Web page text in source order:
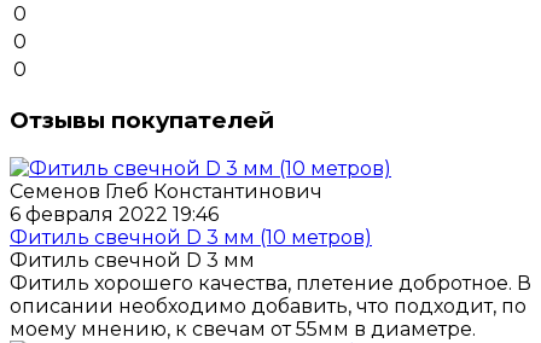
0
0
0
Отзывы покупателей
Семенов Глеб Константинович
6 февраля 2022 19:46
Фитиль свечной D 3 мм (10 метров)
Фитиль свечной D 3 мм
Фитиль хорошего качества, плетение добротное. В
описании необходимо добавить, что подходит, по
моему мнению, к свечам от 55мм в диаметре.